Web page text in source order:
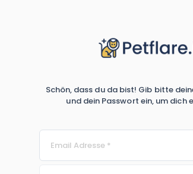
Schön, dass du da bist! Gib bitte
und dein Passwort ein, um dich